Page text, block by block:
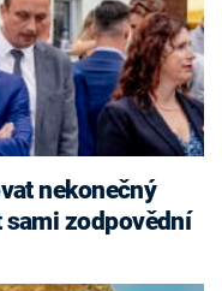
zodpovědní